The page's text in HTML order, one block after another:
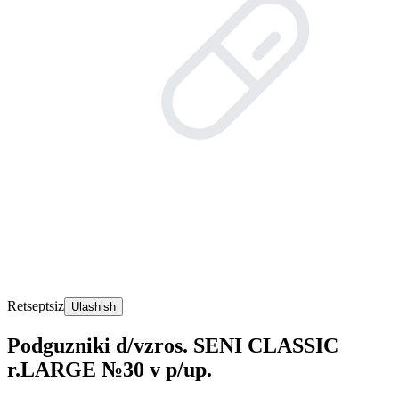
Retseptsiz Ulashish
Podguzniki d/vzros. SENI CLASSIC
r.LARGE №30 v p/up.